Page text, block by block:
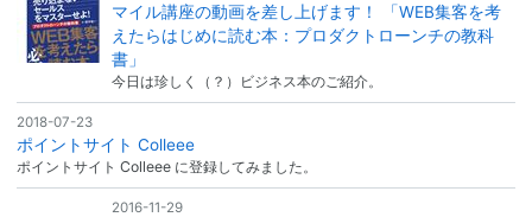
マイル講座の動画を差し上げます！ 「WEB集客を考
えたらはじめに読む本：プロダクトローンチの教科
書」
今日は珍しく（？）ビジネス本のご紹介。
2018-07-23
ポイントサイト Colleee
ポイントサイト Colleee に登録してみました。
2016-11-29